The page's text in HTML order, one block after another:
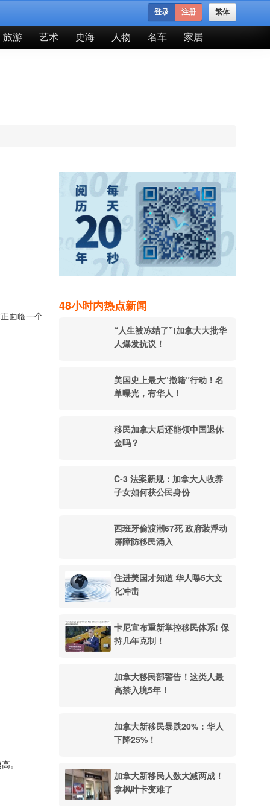
繁体
登录 注册
旅游 艺术 史海 人物 名车 家居
面临一个
。
48小时内热点新闻
“人生被冻结了”!加拿大大批华
人爆发抗议！
美国史上最大“撤籍”行动！名
单曝光，有华人！
移民加拿大后还能领中国退休
金吗？
C-3 法案新规：加拿大人收养
子女如何获公民身份
西班牙偷渡潮67死 政府装浮动
屏障防移民涌入
住进美国才知道 华人曝5大文
化冲击
卡尼宣布重新掌控移民体系! 保
持几年克制！
加拿大移民部警告！这类人最
高禁入境5年！
加拿大新移民暴跌20%：华人
下降25%！
加拿大新移民人数大减两成！
拿枫叶卡变难了